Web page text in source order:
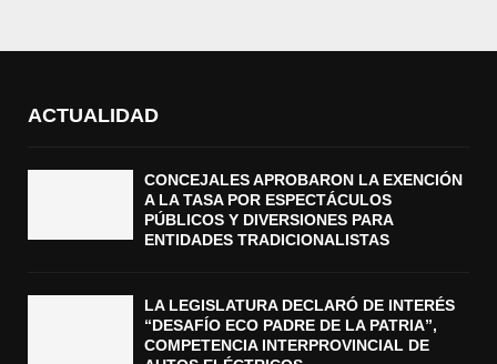
ACTUALIDAD
CONCEJALES APROBARON LA EXENCIÓN
A LA TASA POR ESPECTÁCULOS
PÚBLICOS Y DIVERSIONES PARA
ENTIDADES TRADICIONALISTAS
LA LEGISLATURA DECLARÓ DE INTERÉS
“DESAFÍO ECO PADRE DE LA PATRIA”,
COMPETENCIA INTERPROVINCIAL DE